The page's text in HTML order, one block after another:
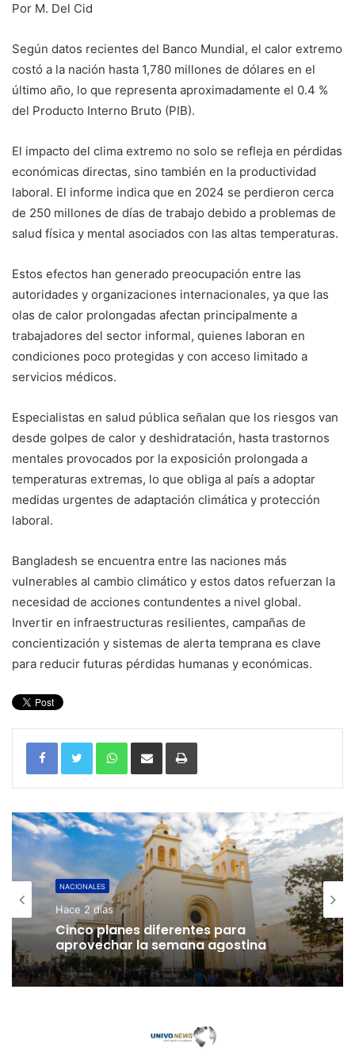
Por M. Del Cid
Según datos recientes del Banco Mundial, el calor extremo
costó a la nación hasta 1,780 millones de dólares en el
último año, lo que representa aproximadamente el 0.4 %
del Producto Interno Bruto (PIB).
El impacto del clima extremo no solo se refleja en pérdidas
económicas directas, sino también en la productividad
laboral. El informe indica que en 2024 se perdieron cerca
de 250 millones de días de trabajo debido a problemas de
salud física y mental asociados con las altas temperaturas.
Estos efectos han generado preocupación entre las
autoridades y organizaciones internacionales, ya que las
olas de calor prolongadas afectan principalmente a
trabajadores del sector informal, quienes laboran en
condiciones poco protegidas y con acceso limitado a
servicios médicos.
Especialistas en salud pública señalan que los riesgos van
desde golpes de calor y deshidratación, hasta trastornos
mentales provocados por la exposición prolongada a
temperaturas extremas, lo que obliga al país a adoptar
medidas urgentes de adaptación climática y protección
laboral.
Bangladesh se encuentra entre las naciones más
vulnerables al cambio climático y estos datos refuerzan la
necesidad de acciones contundentes a nivel global.
Invertir en infraestructuras resilientes, campañas de
concientización y sistemas de alerta temprana es clave
para reducir futuras pérdidas humanas y económicas.
WhatsAppCompartir por correo electrónicoImprimir
NACIONALES
Hace 2 días
Cinco planes diferentes para
aprovechar la semana agostina